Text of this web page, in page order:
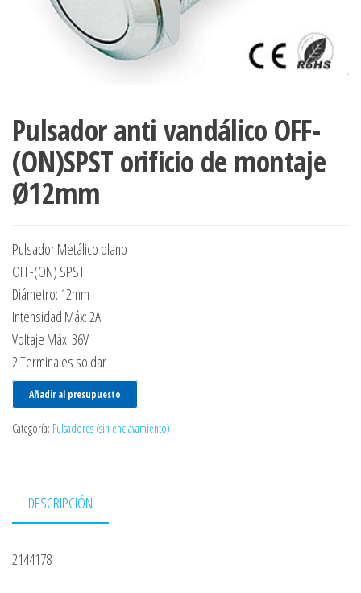
Pulsador anti vandálico OFF-
(ON)SPST orificio de montaje
Ø12mm
Pulsador Metálico plano
OFF-(ON) SPST
Diámetro: 12mm
Intensidad Máx: 2A
Voltaje Máx: 36V
2 Terminales soldar
Añadir al presupuesto
Categoría: Pulsadores (sin enclavamiento)
DESCRIPCIÓN
2144178